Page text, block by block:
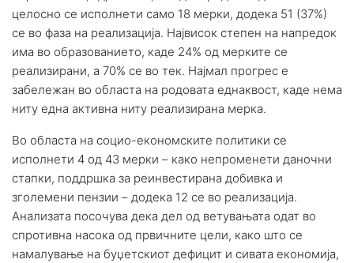
целосно се исполнети само 18 мерки, додека 51 (37%)
се во фаза на реализација. Највисок степен на напредок
има во образованието, каде 24% од мерките се
реализирани, а 70% се во тек. Најмал прогрес е
забележан во областа на родовата еднаквост, каде нема
ниту една активна ниту реализирана мерка.
Во областа на социо-економските политики се
исполнети 4 од 43 мерки – како непроменети даночни
стапки, поддршка за реинвестирана добивка и
зголемени пензии – додека 12 се во реализација.
Анализата посочува дека дел од ветувањата одат во
спротивна насока од првичните цели, како што се
намалување на буџетскиот дефицит и сивата економија,